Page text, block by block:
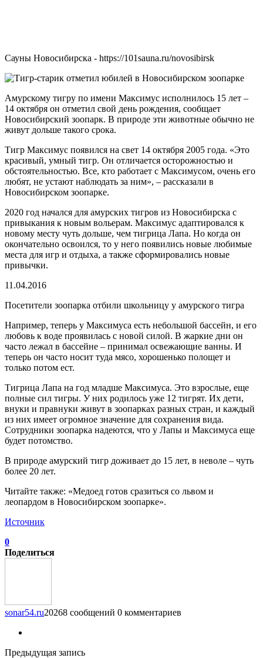
Сауны Новосибирска - https://101sauna.ru/novosibirsk
Амурскому тигру по имени Максимус исполнилось 15 лет –
14 октября он отметил свой день рождения, сообщает
Новосибирский зоопарк. В природе эти животные обычно не
живут дольше такого срока.
Тигр Максимус появился на свет 14 октября 2005 года. «Это
красивый, умный тигр. Он отличается осторожностью и
обстоятельностью. Все, кто работает с Максимусом, очень его
любят, не устают наблюдать за ним», – рассказали в
Новосибирском зоопарке.
2020 год начался для амурских тигров из Новосибирска с
привыкания к новым вольерам. Максимус адаптировался к
новому месту чуть дольше, чем тигрица Лапа. Но когда он
окончательно освоился, то у него появились новые любимые
места для игр и отдыха, а также сформировались новые
привычки.
11.04.2016
Посетители зоопарка отбили школьницу у амурского тигра
Например, теперь у Максимуса есть небольшой бассейн, и его
любовь к воде проявилась с новой силой. В жаркие дни он
часто лежал в бассейне – принимал освежающие ванны. И
теперь он часто носит туда мясо, хорошенько полощет и
только потом ест.
Тигрица Лапа на год младше Максимуса. Это взрослые, еще
полные сил тигры. У них родилось уже 12 тигрят. Их дети,
внуки и правнуки живут в зоопарках разных стран, и каждый
из них имеет огромное значение для сохранения вида.
Сотрудники зоопарка надеются, что у Лапы и Максимуса еще
будет потомство.
В природе амурский тигр доживает до 15 лет, в неволе – чуть
более 20 лет.
Читайте также: «Медоед готов сразиться со львом и
леопардом в Новосибирском зоопарке».
Источник
0
Поделиться
sonar54.ru20268 сообщений 0 комментариев
Предыдущая запись